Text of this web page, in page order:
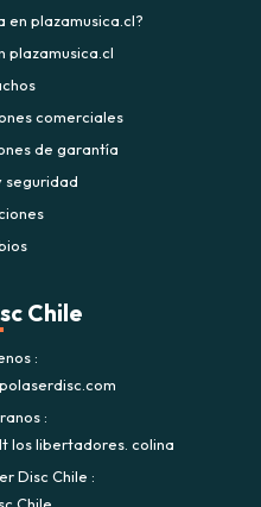
en plazamusica.cl?
plazamusica.cl
comerciales
de garantía
seguridad
Chile
los libertadores. colina
Disc Chile